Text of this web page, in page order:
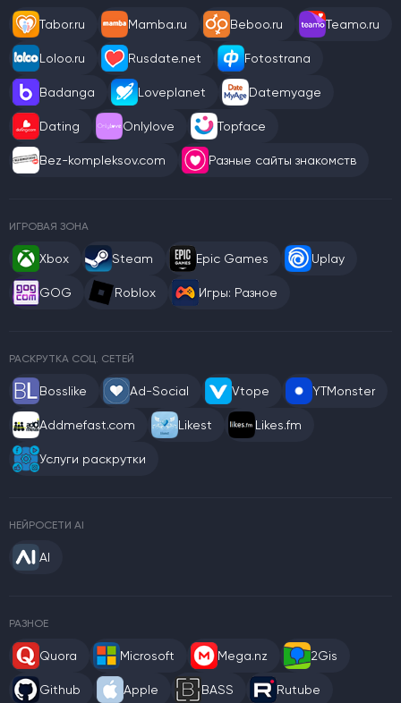
Tabor.ru Mamba.ru Beboo.ru Teamo.ru
Loloo.ru Rusdate.net Fotostrana
Badanga Loveplanet Datemyage
Dating Onlylove Topface
Bez-kompleksov.com Разные сайты знакомств
ИГРОВАЯ ЗОНА
Xbox Steam Epic Games Uplay
GOG Roblox Игры: Разное
РАСКРУТКА СОЦ. СЕТЕЙ
Bosslike Ad-Social Vtope YTMonster
Addmefast.com Likest Likes.fm
Услуги раскрутки
НЕЙРОСЕТИ AI
AI
РАЗНОЕ
Quora Microsoft Mega.nz 2Gis
Github Apple BASS Rutube